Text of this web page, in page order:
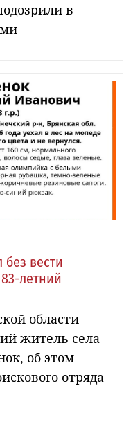
в
вести
летний
области
житель села
об этом
отряда